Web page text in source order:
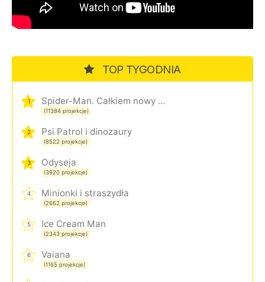
TOP TYGODNIA
1 Spider-Man. Całkiem nowy dzień
(11384 projekcje)
2 Psi Patrol i dinozaury
(8522 projekcje)
3 Odyseja
(3920 projekcje)
4 Minionki i straszydła
(2662 projekcje)
5 Ice Cream Man
(2343 projekcje)
6 Vaiana
(1165 projekcje)